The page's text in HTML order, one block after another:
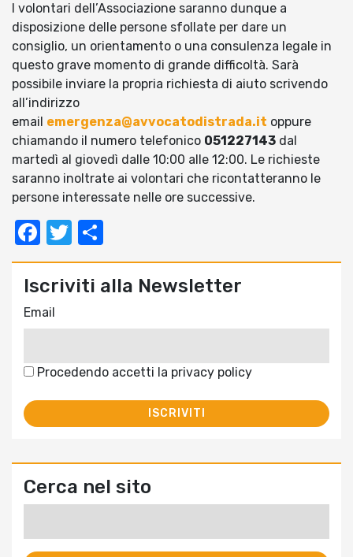
I volontari dell’Associazione saranno dunque a
disposizione delle persone sfollate per dare un
consiglio, un orientamento o una consulenza legale in
questo grave momento di grande difficoltà. Sarà
possibile inviare la propria richiesta di aiuto scrivendo
all’indirizzo
email emergenza@avvocatodistrada.it oppure
chiamando il numero telefonico 051227143 dal
martedì al giovedì dalle 10:00 alle 12:00. Le richieste
saranno inoltrate ai volontari che ricontatteranno le
persone interessate nelle ore successive.
Facebook
Twitter
Iscriviti alla Newsletter
Email
Procedendo accetti la privacy policy
Cerca nel sito